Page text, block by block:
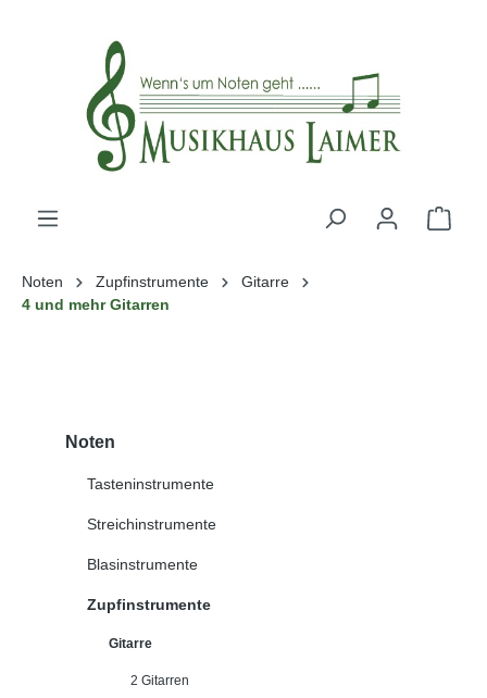
Noten Zupfinstrumente
Gitarre
4 und mehr Gitarren
Noten
Tasteninstrumente
Streichinstrumente
Blasinstrumente
Zupfinstrumente
Gitarre
2 Gitarren